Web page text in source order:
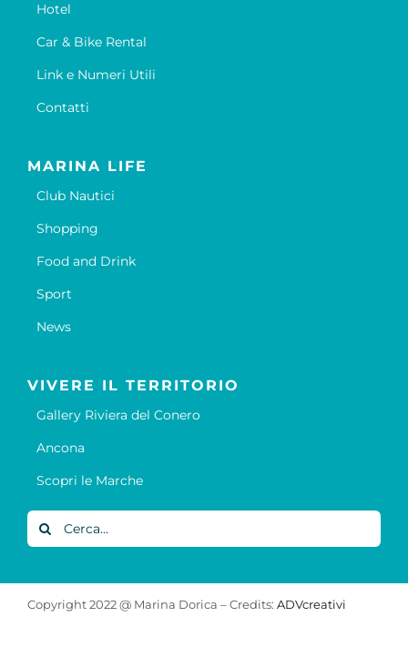
Hotel
Car & Bike Rental
Link e Numeri Utili
Contatti
MARINA LIFE
Club Nautici
Shopping
Food and Drink
Sport
News
VIVERE IL TERRITORIO
Gallery Riviera del Conero
Ancona
Scopri le Marche
Cerca
per:
Copyright 2022 @ Marina Dorica – Credits: ADVcreativi